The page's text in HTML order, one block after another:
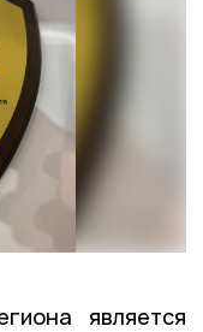
является